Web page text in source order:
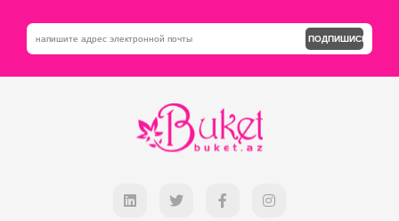
ПОДПИШИСЬ